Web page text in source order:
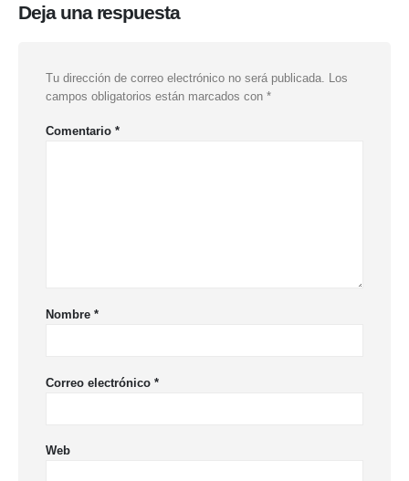
Deja una respuesta
Tu dirección de correo electrónico no será publicada.
Los
campos obligatorios están marcados con *
Comentario *
Nombre *
Correo electrónico *
Web